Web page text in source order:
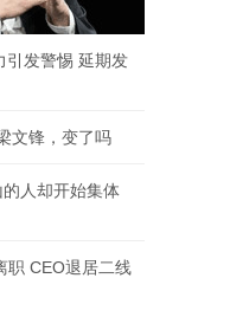
引发警惕 延期发
文锋，变了吗
人却开始集体
职 CEO退居二线